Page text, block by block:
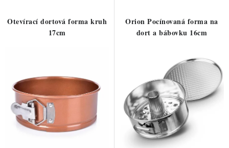
r
ů
p
Otevírací dortová forma kruh
17cm
Orion Pocínovaná forma na
dort a bábovku 16cm